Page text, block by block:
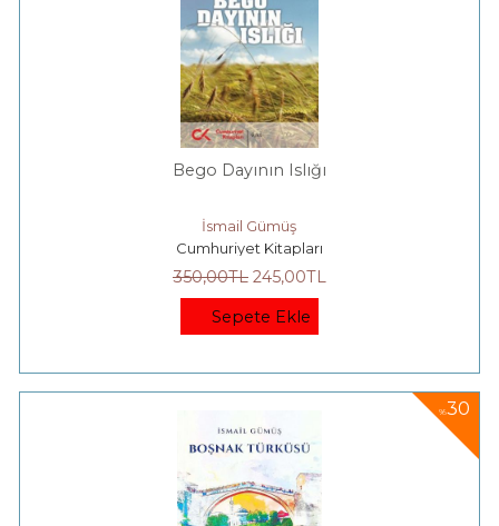
Bego Dayının Islığı
İsmail Gümüş
Cumhuriyet Kitapları
350,00TL 245,00TL
Sepete Ekle
%30